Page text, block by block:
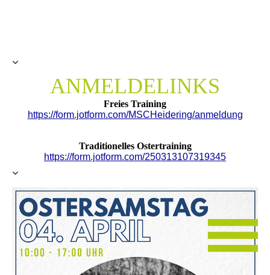
ANMELDELINKS
Freies Training
https://form.jotform.com/MSCHeidering/anmeldung
Traditionelles Ostertraining
https://form.jotform.com/250313107319345